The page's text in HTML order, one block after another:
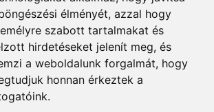
élményét, azzal hogy
szabott tartalmakat és
hirdetéseket jelenít meg, és
a weboldalunk forgalmát, hogy
honnan érkeztek a